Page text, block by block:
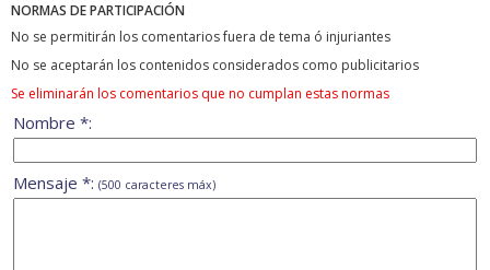
NORMAS DE PARTICIPACIÓN
No se permitirán los comentarios fuera de tema ó injuriantes
No se aceptarán los contenidos considerados como publicitarios
Se eliminarán los comentarios que no cumplan estas normas
Nombre *:
Mensaje *: (500 caracteres máx)